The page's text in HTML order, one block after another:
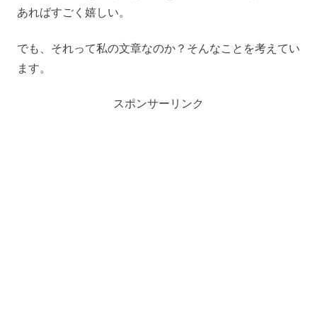
あればすごく嬉しい。
でも、それって私の文章なのか？そんなことを考えてい
ます。
スポンサーリンク